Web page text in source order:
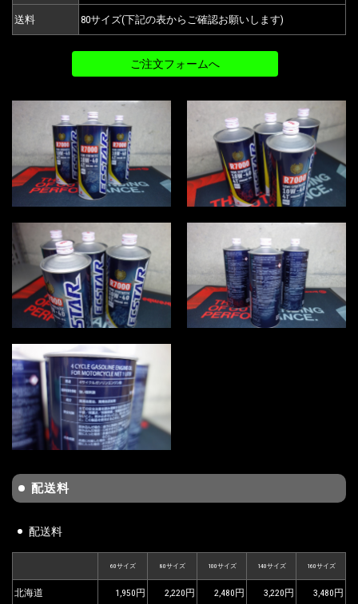
送料 80サイズ(下記の表からご確認お願いします)
配送料
配送料
60サイズ 80サイズ 100サイズ 140サイズ 160サイズ
北海道 1,950 2,220 2,480 3,220 3,480